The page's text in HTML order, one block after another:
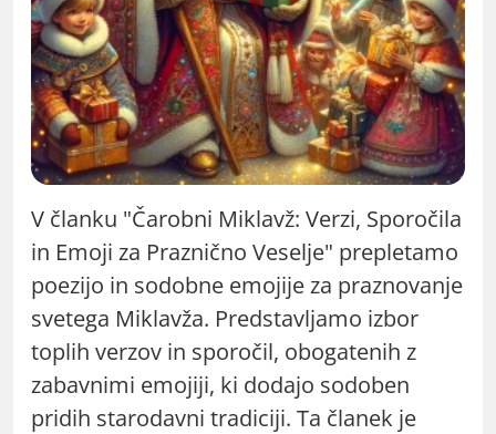
V članku "Čarobni Miklavž: Verzi, Sporočila
in Emoji za Praznično Veselje" prepletamo
poezijo in sodobne emojije za praznovanje
svetega Miklavža. Predstavljamo izbor
toplih verzov in sporočil, obogatenih z
zabavnimi emojiji, ki dodajo sodoben
pridih starodavni tradiciji. Ta članek je